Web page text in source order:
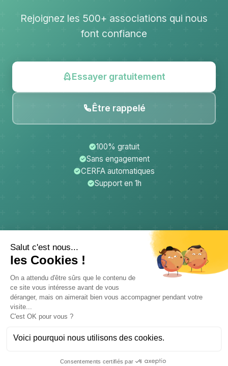
Rejoignez les 500+ associations qui nous
font confiance
Essayer gratuitement
Être rappelé
100% gratuit
Sans engagement
CERFA automatiques
Support en 1h
CerfApp
DonateursMentions légalesConfidentialité
Support
Données hébergées en France - Conforme RGPD